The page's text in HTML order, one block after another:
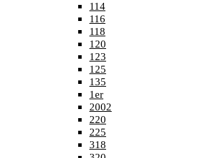
114
116
118
120
123
125
135
1er
2002
220
225
318